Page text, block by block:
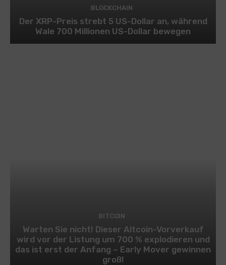
BLOCKCHAIN
Der XRP-Preis strebt 5 US-Dollar an, während
Wale 700 Millionen US-Dollar bewegen
BITCOIN
Warten Sie nicht! Dieser Altcoin-Vorverkauf
wird vor der Listung um 700 % explodieren und
das ist erst der Anfang – Early Mover gewinnen
groß!